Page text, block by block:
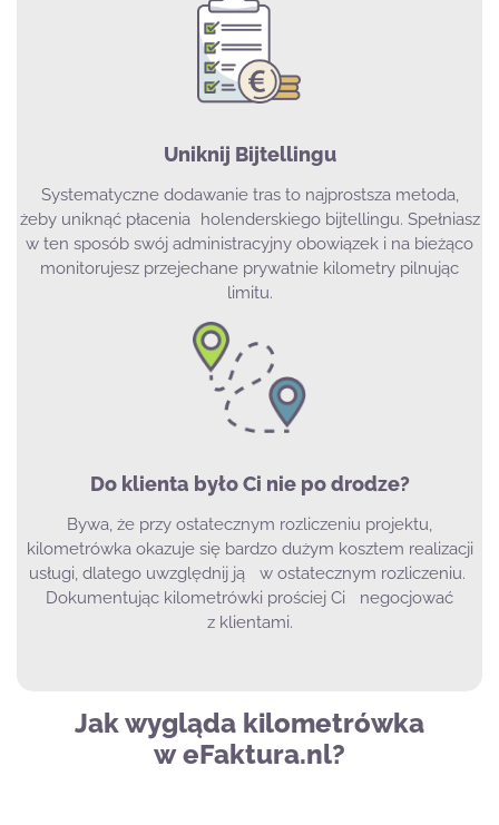
Uniknij Bijtellingu
Systematyczne dodawanie tras to najprostsza metoda,
żeby uniknąć płacenia holenderskiego bijtellingu. Spełniasz
w ten sposób swój administracyjny obowiązek i na bieżąco
monitorujesz przejechane prywatnie kilometry pilnując
limitu.
Do klienta było Ci nie po drodze?
Bywa, że przy ostatecznym rozliczeniu projektu,
kilometrówka okazuje się bardzo dużym kosztem realizacji
usługi, dlatego uwzględnij ją w ostatecznym rozliczeniu.
Dokumentując kilometrówki prościej Ci negocjować
z klientami.
Jak wygląda kilometrówka
w eFaktura.nl?